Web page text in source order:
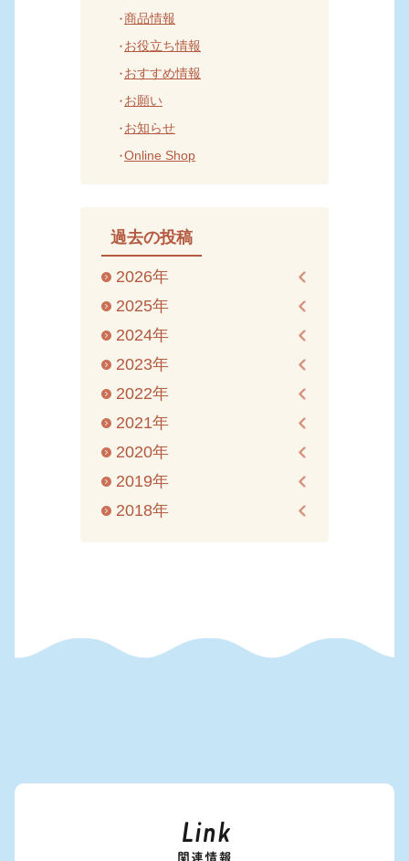
商品情報
お役立ち情報
おすすめ情報
お願い
お知らせ
Online Shop
過去の投稿
2026年
2025年
2024年
2023年
2022年
2021年
2020年
2019年
2018年